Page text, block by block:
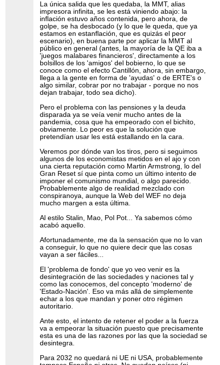
La única salida que les quedaba, la MMT, alias
impresora infinita, se les está viniendo abajo: la
inflación estuvo años contenida, pero ahora, de
golpe, se ha desbocado (y lo que le queda, que ya
estamos en estanflación, que es quizás el peor
escenario), en buena parte por aplicar la MMT al
público en general (antes, la mayoría de la QE iba a
'juegos malabares financieros', directamente a los
bolsillos de los 'amigos' del bobierno, lo que se
conoce como el efecto Cantillón, ahora, sin embargo,
llega a la gente en forma de 'ayudas' o de ERTE's o
algo similar, cobrar por no trabajar - porque no nos
dejan trabajar, todo sea dicho).
Pero el problema con las pensiones y la deuda
disparada ya se veía venir mucho antes de la
pandemia, cosa que ha empeorado con el bichito,
obviamente. Lo peor es que la solución que
pretendían usar les está estallando en la cara.
Veremos por dónde van los tiros, pero si seguimos
algunos de los economistas metidos en el ajo y con
una cierta reputación como Martin Armstrong, lo del
Gran Reset sí que pinta como un último intento de
imponer el comunismo mundial, o algo parecido.
Probablemente algo de realidad mezclado con
conspiranoya, aunque la Web del WEF no deja
mucho margen a esta última.
Al estilo Stalin, Mao, Pol Pot... Ya sabemos cómo
acabó aquello.
Afortunadamente, me da la sensación que no lo van
a conseguir, lo que no quiere decir que las cosas
vayan a ser fáciles...
El 'problema de fondo' que yo veo venir es la
desintegración de las sociedades y naciones tal y
como las conocemos, del concepto 'moderno' de
'Estado-Nación'. Eso va más allá de simplemente
echar a los que mandan y poner otro régimen
autoritario.
Ante esto, el intento de retener el poder a la fuerza
va a empeorar la situación puesto que precisamente
esta es una de las razones por las que la sociedad se
desintegra.
Para 2032 no quedará ni UE ni USA, probablemente